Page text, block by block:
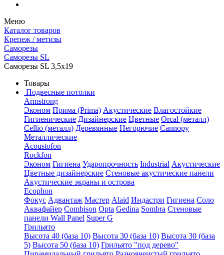
Меню
Каталог товаров
Крепеж / метизы
Саморезы
Саморезы SL
Саморезы SL 3,5х19
Товары
Подвесные потолки
Armstrong
Эконом Прима (Prima) Акустические Влагостойкие
Гигиенические Дизайнерские Цветные Orcal (металл)
Cellio (металл) Деревянные Негорючие Cannopy
Металлические
Acoustofon
Rockfon
Эконом Гигиена Ударопрочность Industrial Акустические
Цветные дизайнерские Стеновые акустические панели
Акустические экраны и острова
Ecophon
Фокус Адвантаж Мастер Alaid Индастри Гигиена Соло
Аквафайер Combison Opta Gedina Sombra Стеновые
панели Wall Panel Super G
Грильято
Высота 40 (база 10) Высота 30 (база 10) Высота 30 (база
5) Высота 50 (база 10) Грильято "под дерево"